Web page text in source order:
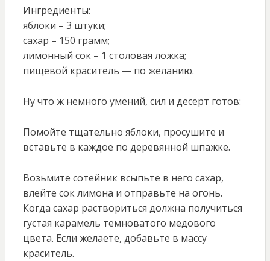
Ингредиенты:
яблоки – 3 штуки;
сахар – 150 грамм;
лимонный сок – 1 столовая ложка;
пищевой краситель — по желанию.
Ну что ж немного умений, сил и десерт готов:
Помойте тщательно яблоки, просушите и
вставьте в каждое по деревянной шпажке.
Возьмите сотейник всыпьте в него сахар,
влейте сок лимона и отправьте на огонь.
Когда сахар раствориться должна получиться
густая карамель темноватого медового
цвета. Если желаете, добавьте в массу
краситель.